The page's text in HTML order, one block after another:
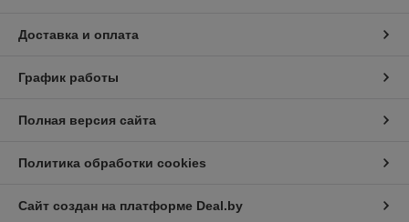
Доставка и оплата
График работы
Полная версия сайта
Политика обработки cookies
Сайт создан на платформе Deal.by